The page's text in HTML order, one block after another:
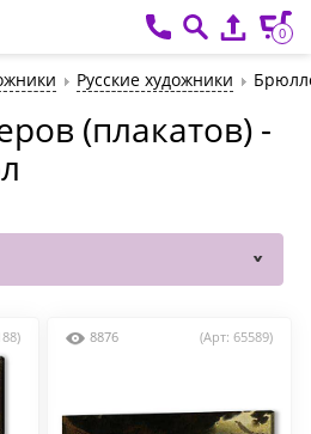
0
Русские художники
(плакатов) -
8876 (Арт: 65589)